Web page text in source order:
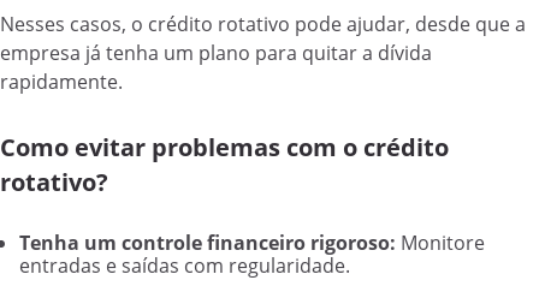
Nesses casos, o crédito rotativo pode ajudar, desde que a
empresa já tenha um plano para quitar a dívida
rapidamente.
Como evitar problemas com o crédito
rotativo?
Tenha um controle financeiro rigoroso: Monitore
entradas e saídas com regularidade.